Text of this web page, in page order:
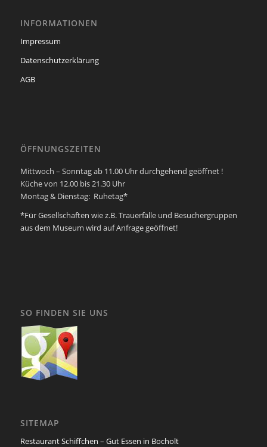
INFORMATIONEN
Impressum
Datenschutzerklärung
AGB
ÖFFNUNGSZEITEN
Mittwoch – Sonntag ab 11.00 Uhr durchgehend geöffnet !
Küche von 12.00 bis 21.30 Uhr
Montag & Dienstag: Ruhetag*
*Für Gesellschaften wie z.B. Trauerfälle und Besuchergruppen
aus dem Museum wird auf Anfrage geöffnet!
SO FINDEN SIE UNS
SITEMAP
Restaurant Schiffchen – Gut Essen in Bocholt